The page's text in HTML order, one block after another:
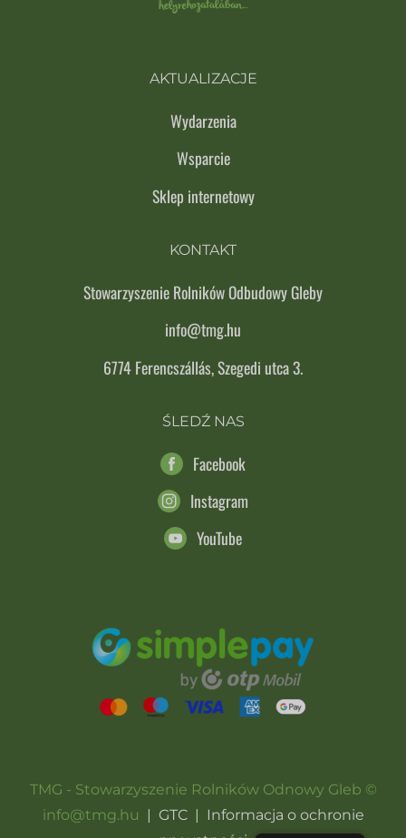
AKTUALIZACJE
Wydarzenia
Wsparcie
Sklep internetowy
KONTAKT
Stowarzyszenie Rolników Odbudowy Gleby
info@tmg.hu
6774 Ferencszállás, Szegedi utca 3.
ŚLEDŹ NAS
Facebook
Instagram
YouTube
TMG - Stowarzyszenie Rolników Odnowy Gleb ©
info@tmg.hu
GTC
Informacja o ochronie